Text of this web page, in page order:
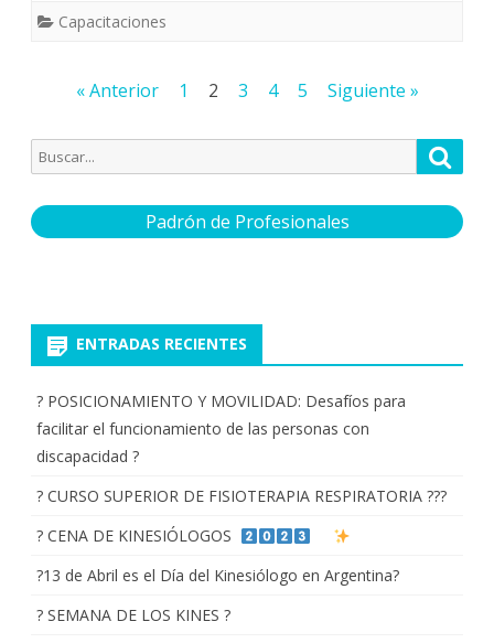
Capacitaciones
Paginación
entradas
« Anterior 1 2 3 4 5 Siguiente »
Buscar
por:
Padrón de Profesionales
ENTRADAS RECIENTES
? POSICIONAMIENTO Y MOVILIDAD: Desafíos para
facilitar el funcionamiento de las personas con
discapacidad ?
? CURSO SUPERIOR DE FISIOTERAPIA RESPIRATORIA ???
? CENA DE KINESIÓLOGOS
?13 de Abril es el Día del Kinesiólogo en Argentina?
? SEMANA DE LOS KINES ?